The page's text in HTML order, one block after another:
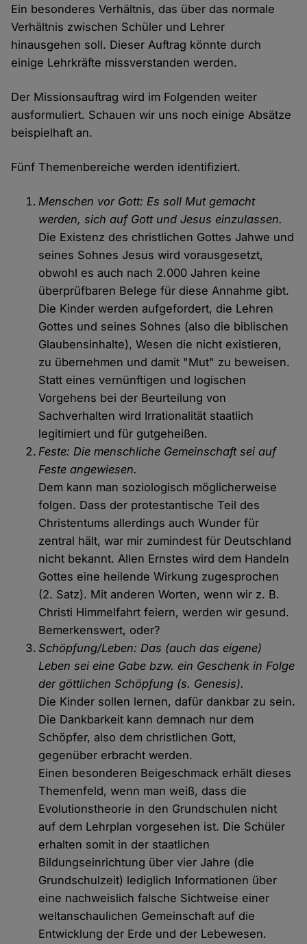
Ein besonderes Verhältnis, das über das normale
Verhältnis zwischen Schüler und Lehrer
hinausgehen soll. Dieser Auftrag könnte durch
einige Lehrkräfte missverstanden werden.
Der Missionsauftrag wird im Folgenden weiter
ausformuliert. Schauen wir uns noch einige Absätze
beispielhaft an.
Fünf Themenbereiche werden identifiziert.
Menschen vor Gott: Es soll Mut gemacht
werden, sich auf Gott und Jesus einzulassen.
Die Existenz des christlichen Gottes Jahwe und
seines Sohnes Jesus wird vorausgesetzt,
obwohl es auch nach 2.000 Jahren keine
überprüfbaren Belege für diese Annahme gibt.
Die Kinder werden aufgefordert, die Lehren
Gottes und seines Sohnes (also die biblischen
Glaubensinhalte), Wesen die nicht existieren,
zu übernehmen und damit "Mut" zu beweisen.
Statt eines vernünftigen und logischen
Vorgehens bei der Beurteilung von
Sachverhalten wird Irrationalität staatlich
legitimiert und für gutgeheißen.
Feste: Die menschliche Gemeinschaft sei auf
Feste angewiesen.
Dem kann man soziologisch möglicherweise
folgen. Dass der protestantische Teil des
Christentums allerdings auch Wunder für
zentral hält, war mir zumindest für Deutschland
nicht bekannt. Allen Ernstes wird dem Handeln
Gottes eine heilende Wirkung zugesprochen
(2. Satz). Mit anderen Worten, wenn wir z. B.
Christi Himmelfahrt feiern, werden wir gesund.
Bemerkenswert, oder?
Schöpfung/Leben: Das (auch das eigene)
Leben sei eine Gabe bzw. ein Geschenk in Folge
der göttlichen Schöpfung (s. Genesis).
Die Kinder sollen lernen, dafür dankbar zu sein.
Die Dankbarkeit kann demnach nur dem
Schöpfer, also dem christlichen Gott,
gegenüber erbracht werden.
Einen besonderen Beigeschmack erhält dieses
Themenfeld, wenn man weiß, dass die
Evolutionstheorie in den Grundschulen nicht
auf dem Lehrplan vorgesehen ist. Die Schüler
erhalten somit in der staatlichen
Bildungseinrichtung über vier Jahre (die
Grundschulzeit) lediglich Informationen über
eine nachweislich falsche Sichtweise einer
weltanschaulichen Gemeinschaft auf die
Entwicklung der Erde und der Lebewesen.